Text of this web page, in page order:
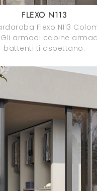
FLEXO N113
Flexo N113
armadi cabine
battenti ti aspettano.